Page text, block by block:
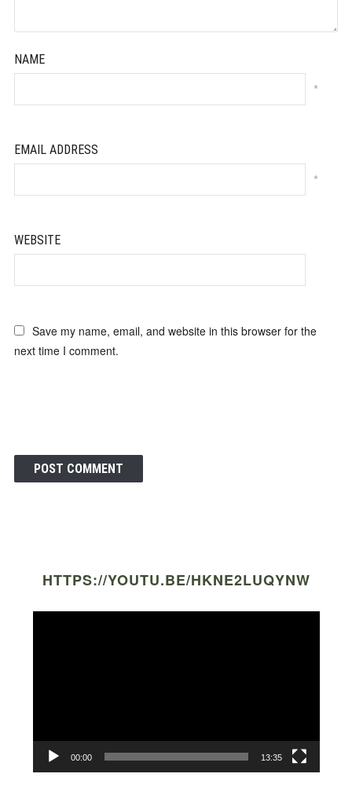
NAME
*
EMAIL ADDRESS
*
WEBSITE
Save my name, email, and website in this browser for the
next time I comment.
HTTPS://YOUTU.BE/HKNE2LUQYNW
00:00 13:35